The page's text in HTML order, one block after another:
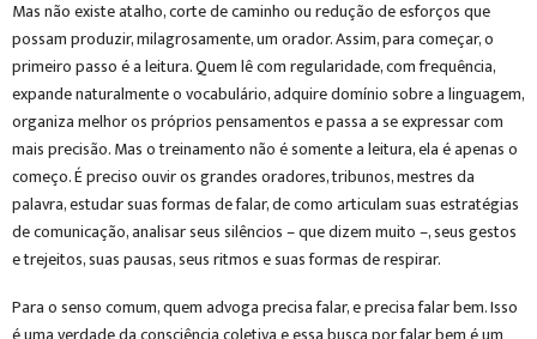
Mas não existe atalho, corte de caminho ou redução de esforços que
possam produzir, milagrosamente, um orador. Assim, para começar, o
primeiro passo é a leitura. Quem lê com regularidade, com frequência,
expande naturalmente o vocabulário, adquire domínio sobre a linguagem,
organiza melhor os próprios pensamentos e passa a se expressar com
mais precisão. Mas o treinamento não é somente a leitura, ela é apenas o
começo. É preciso ouvir os grandes oradores, tribunos, mestres da
palavra, estudar suas formas de falar, de como articulam suas estratégias
de comunicação, analisar seus silêncios – que dizem muito –, seus gestos
e trejeitos, suas pausas, seus ritmos e suas formas de respirar.
Para o senso comum, quem advoga precisa falar, e precisa falar bem. Isso